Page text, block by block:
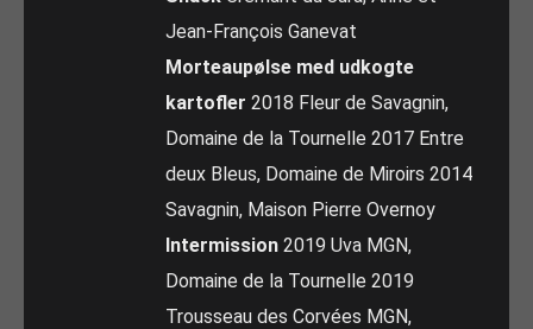
Jean-François Ganevat
Morteaupølse med udkogte
kartofler 2018 Fleur de Savagnin,
Domaine de la Tournelle 2017 Entre
deux Bleus, Domaine de Miroirs 2014
Savagnin, Maison Pierre Overnoy
Intermission 2019 Uva MGN,
Domaine de la Tournelle 2019
Trousseau des Corvées MGN,